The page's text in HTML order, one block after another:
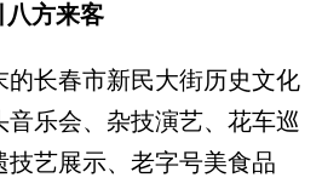
方来客
长春市新民大街历史文化
乐会、杂技演艺、花车巡
艺展示、老字号美食品